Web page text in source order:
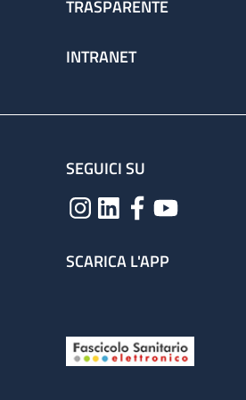
TRASPARENTE
INTRANET
SEGUICI SU
SCARICA L'APP